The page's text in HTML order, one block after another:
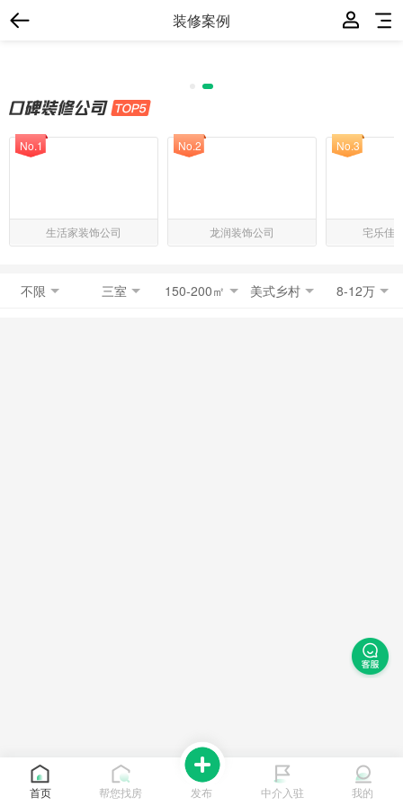
装修案例
生活家装饰公司
No.1
龙润装饰公司
No.2
宅乐佳
No.3
不限 三室 150-200㎡ 美式乡村 8-12万
首页 帮您找房 发布 中介入驻 我的